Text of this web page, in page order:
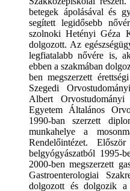
betegek ápolásával és
segített legidősebb
szolnoki Hetényi Géza
dolgozott. Az
legfiatalabb nővére is,
ebben a szakmában
ben megszerzett
Szegedi
Albert
Egyetem Általános
1990-ban szerzett
munkahelye a
Rendelőintézet.
belgyógyászatból 1995-
2000-ben megszerzett
Gastroenterologiai
dolgozott és dolgozik a